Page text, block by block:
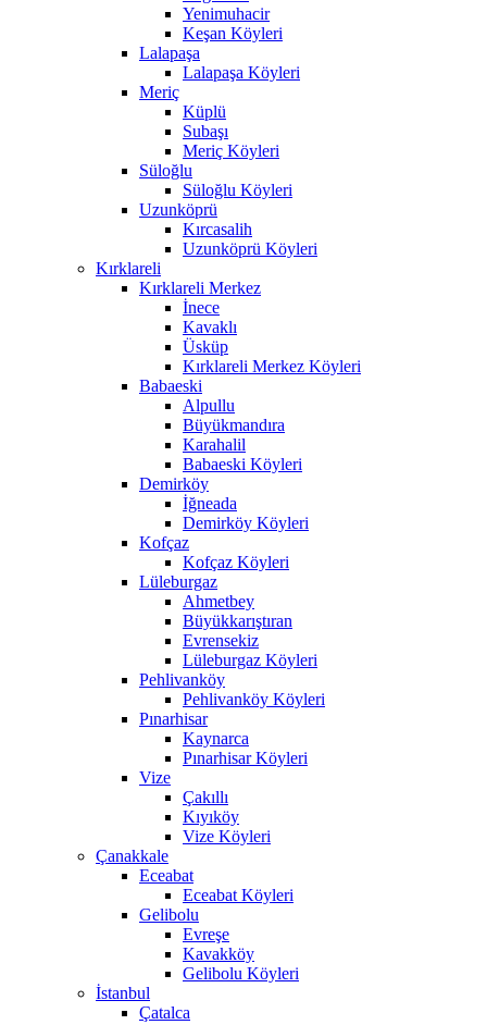
Yenimuhacir
Keşan Köyleri
Lalapaşa
Lalapaşa Köyleri
Meriç
Küplü
Subaşı
Meriç Köyleri
Süloğlu
Süloğlu Köyleri
Uzunköprü
Kırcasalih
Uzunköprü Köyleri
Kırklareli
Kırklareli Merkez
İnece
Kavaklı
Üsküp
Kırklareli Merkez Köyleri
Babaeski
Alpullu
Büyükmandıra
Karahalil
Babaeski Köyleri
Demirköy
İğneada
Demirköy Köyleri
Kofçaz
Kofçaz Köyleri
Lüleburgaz
Ahmetbey
Büyükkarıştıran
Evrensekiz
Lüleburgaz Köyleri
Pehlivanköy
Pehlivanköy Köyleri
Pınarhisar
Kaynarca
Pınarhisar Köyleri
Vize
Çakıllı
Kıyıköy
Vize Köyleri
Çanakkale
Eceabat
Eceabat Köyleri
Gelibolu
Evreşe
Kavakköy
Gelibolu Köyleri
İstanbul
Çatalca